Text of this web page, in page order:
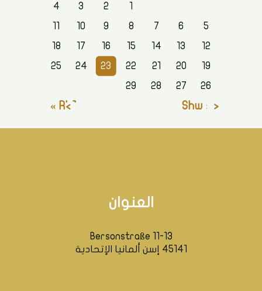
« Shw
Rb1 »
1
2
3
4
5
6
7
8
9
10
11
12
13
14
15
16
17
18
19
20
21
22
23
24
25
26
27
28
29
العنوان
Bersonstraße 11-13
45141 إسن ألمانيا الإتحادية